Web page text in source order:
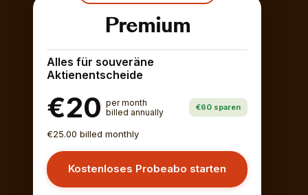
Premium
Alles für souveräne
Aktienentscheide
€20 per month
billed annually
€60 sparen
€25.00 billed monthly
Kostenloses Probeabo starten